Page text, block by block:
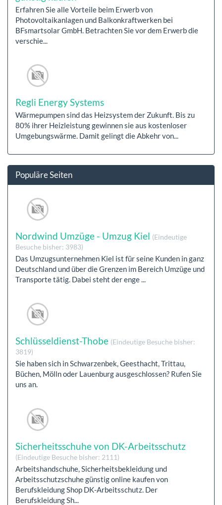
Erfahren Sie alle Vorteile beim Erwerb von
Photovoltaikanlagen und Balkonkraftwerken bei
BFsmartsolar GmbH. Betrachten Sie vor dem Erwerb die
verschie...
Regli Energy Systems
Wärmepumpen sind das Heizsystem der Zukunft. Bis zu
80% ihrer Heizleistung gewinnen sie aus kostenloser
Umgebungswärme. Damit gelingt die Abkehr von...
Populäre Seiten
Nordwind Umzüge - Umzug Kiel (Eindeutige
Besuche bisher: 3983)
Das Umzugsunternehmen Kiel ist für seine Kunden in ganz
Deutschland und über die Grenzen im Bereich Umzüge und
Transporte tätig. Dabei steht der enge ...
Schlüsseldienst-Thobe (Eindeutige Besuche bisher:
3819)
Sie haben sich in Schwarzenbek, Geesthacht, Trittau,
Büchen, Mölln oder Lauenburg ausgeschlossen? Rufen Sie
uns an.
Sicherheitsschuhe von DK-Arbeitsschutz
(Eindeutige Besuche bisher: 2111)
Arbeitshandschuhe, Sicherheitsbekleidung und
Arbeitsschutzschuhe günstig online kaufen von
Berufskleidung Shop DK-Arbeitsschutz. Der
Berufskleidung Sh...